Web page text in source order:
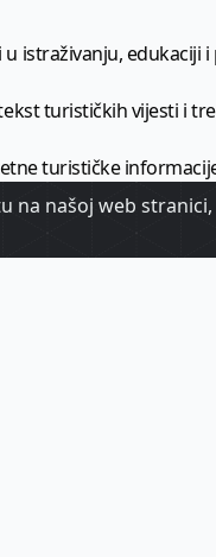
istraživanju, edukaciji
turističkih vijesti i
turističke
turizma.
našoj web